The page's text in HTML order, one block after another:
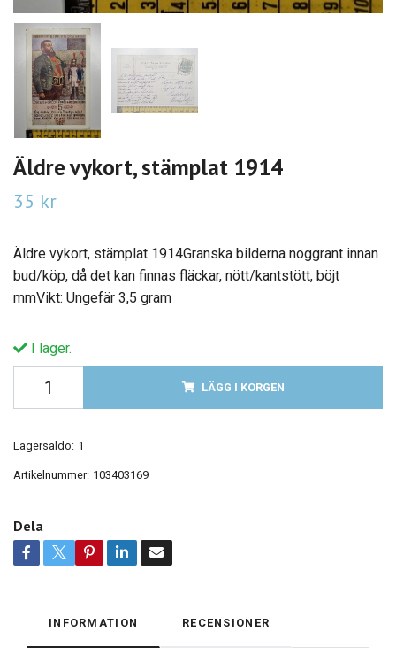
Äldre vykort, stämplat 1914
35 kr
Äldre vykort, stämplat 1914Granska bilderna noggrant innan
bud/köp, då det kan finnas fläckar, nött/kantstött, böjt
mmVikt: Ungefär 3,5 gram
I lager.
LÄGG I KORGEN
Lagersaldo: 1
Artikelnummer: 103403169
Dela
INFORMATION RECENSIONER